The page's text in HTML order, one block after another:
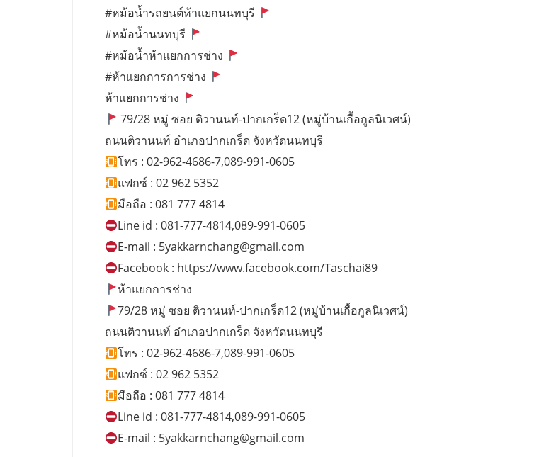
#หม้อน้ำรถยนต์ห้าแยกนนทบุรี
#หม้อน้ำนนทบุรี
#หม้อน้ำห้าแยกการช่าง
#ห้าแยกการการช่าง
ห้าแยกการช่าง
79/28 หมู่ ซอย ติวานนท์-ปากเกร็ด12 (หมู่บ้านเกื้อกูลนิเวศน์)
ถนนติวานนท์ อำเภอปากเกร็ด จังหวัดนนทบุรี
โทร : 02-962-4686-7,089-991-0605
แฟกซ์ : 02 962 5352
มือถือ : 081 777 4814
Line id : 081-777-4814,089-991-0605
E-mail : 5yakkarnchang@gmail.com
Facebook : https://www.facebook.com/Taschai89
ห้าแยกการช่าง
79/28 หมู่ ซอย ติวานนท์-ปากเกร็ด12 (หมู่บ้านเกื้อกูลนิเวศน์)
ถนนติวานนท์ อำเภอปากเกร็ด จังหวัดนนทบุรี
โทร : 02-962-4686-7,089-991-0605
แฟกซ์ : 02 962 5352
มือถือ : 081 777 4814
Line id : 081-777-4814,089-991-0605
E-mail : 5yakkarnchang@gmail.com